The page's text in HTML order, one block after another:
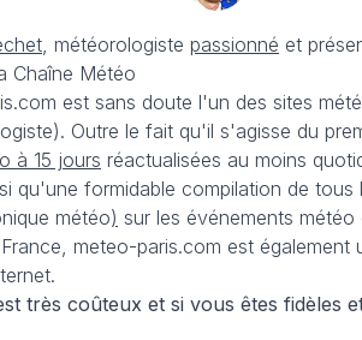
, météorologiste passionné et
Chaîne Météo
est sans doute l'un des sites
Outre le fait qu'il s'agisse du
à 15 jours réactualisées au moins
qu'une formidable compilation de
météo) sur les événements
meteo-paris.com est
très coûteux et si vous êtes fidèles